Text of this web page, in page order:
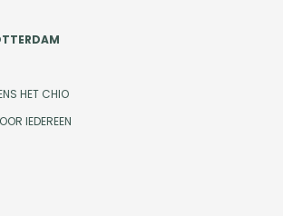
HET CHIO
IEDEREEN